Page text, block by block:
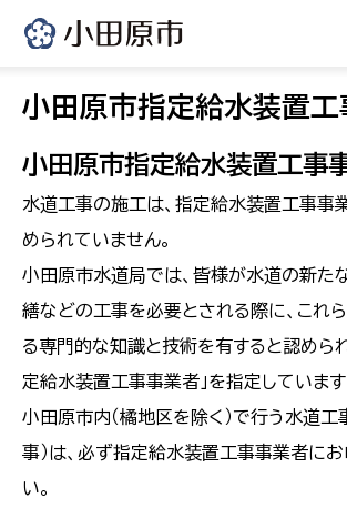
小田原市指定給水装置工
小田原市指定給水装置工事
水道工事の施工は、指定給水装置工事事
められていません。
小田原市水道局では、皆様が水道の新た
繕などの工事を必要とされる際に、これ
る専門的な知識と技術を有すると認めら
定給水装置工事事業者」を指定しています
小田原市内（橘地区を除く）で行う水道工
事）は、必ず指定給水装置工事事業者に
い。